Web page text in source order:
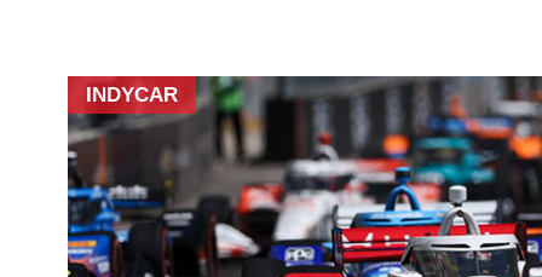
INDYCAR